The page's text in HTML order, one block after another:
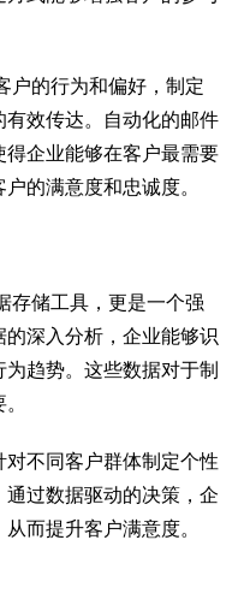
户的行为和偏好，制定
效传达。自动化的邮件
企业能够在客户最需要
的满意度和忠诚度。
存储工具，更是一个强
深入分析，企业能够识
趋势。这些数据对于制
不同客户群体制定个性
过数据驱动的决策，企
而提升客户满意度。